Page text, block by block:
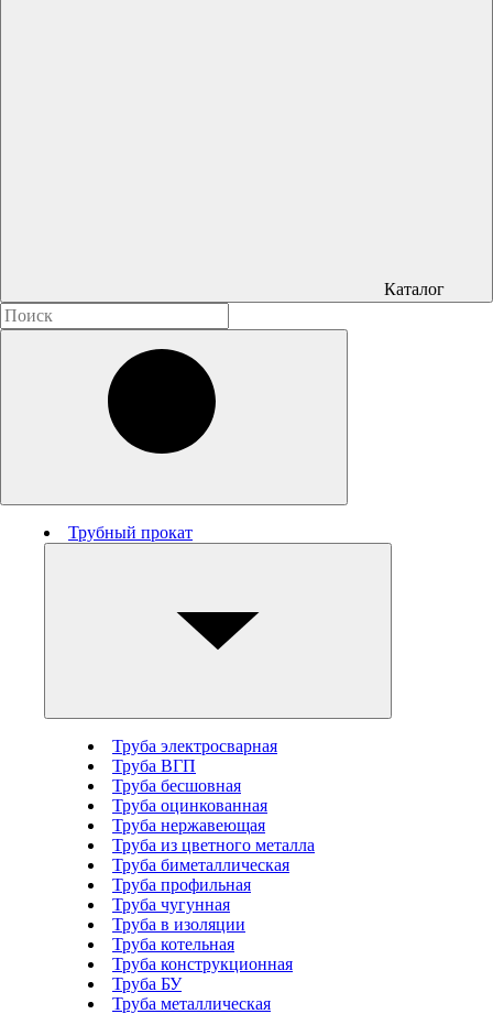
Каталог
Трубный прокат
Труба электросварная
Труба ВГП
Труба бесшовная
Труба оцинкованная
Труба нержавеющая
Труба из цветного металла
Труба биметаллическая
Труба профильная
Труба чугунная
Труба в изоляции
Труба котельная
Труба конструкционная
Труба БУ
Труба металлическая